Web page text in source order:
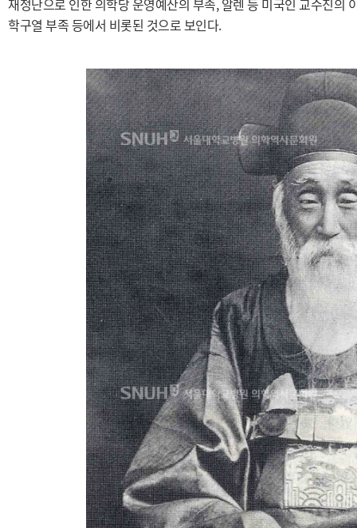
재정난으로 인한 의학당 운영예산의 부족, 알렌 등 미국인 교수진의
학구열 부족 등에서 비롯된 것으로 보인다.